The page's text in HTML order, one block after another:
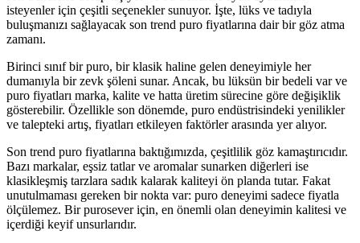
isteyenler için çeşitli seçenekler sunuyor. İşte, lüks ve tadıyla
buluşmanızı sağlayacak son trend puro fiyatlarına dair bir göz atma
zamanı.
Birinci sınıf bir puro, bir klasik haline gelen deneyimiyle her
dumanıyla bir zevk şöleni sunar. Ancak, bu lüksün bir bedeli var ve
puro fiyatları marka, kalite ve hatta üretim sürecine göre değişiklik
gösterebilir. Özellikle son dönemde, puro endüstrisindeki yenilikler
ve talepteki artış, fiyatları etkileyen faktörler arasında yer alıyor.
Son trend puro fiyatlarına baktığımızda, çeşitlilik göz kamaştırıcıdır.
Bazı markalar, eşsiz tatlar ve aromalar sunarken diğerleri ise
klasikleşmiş tarzlara sadık kalarak kaliteyi ön planda tutar. Fakat
unutulmaması gereken bir nokta var: puro deneyimi sadece fiyatla
ölçülemez. Bir purosever için, en önemli olan deneyimin kalitesi ve
içerdiği keyif unsurlarıdır.